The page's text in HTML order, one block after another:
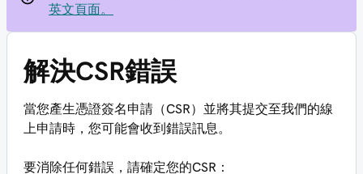
英文頁面。
解決CSR錯誤
當您產生憑證簽名申請（CSR）並將其提交至我們的線
上申請時，您可能會收到錯誤訊息。
要消除任何錯誤，請確定您的CSR：